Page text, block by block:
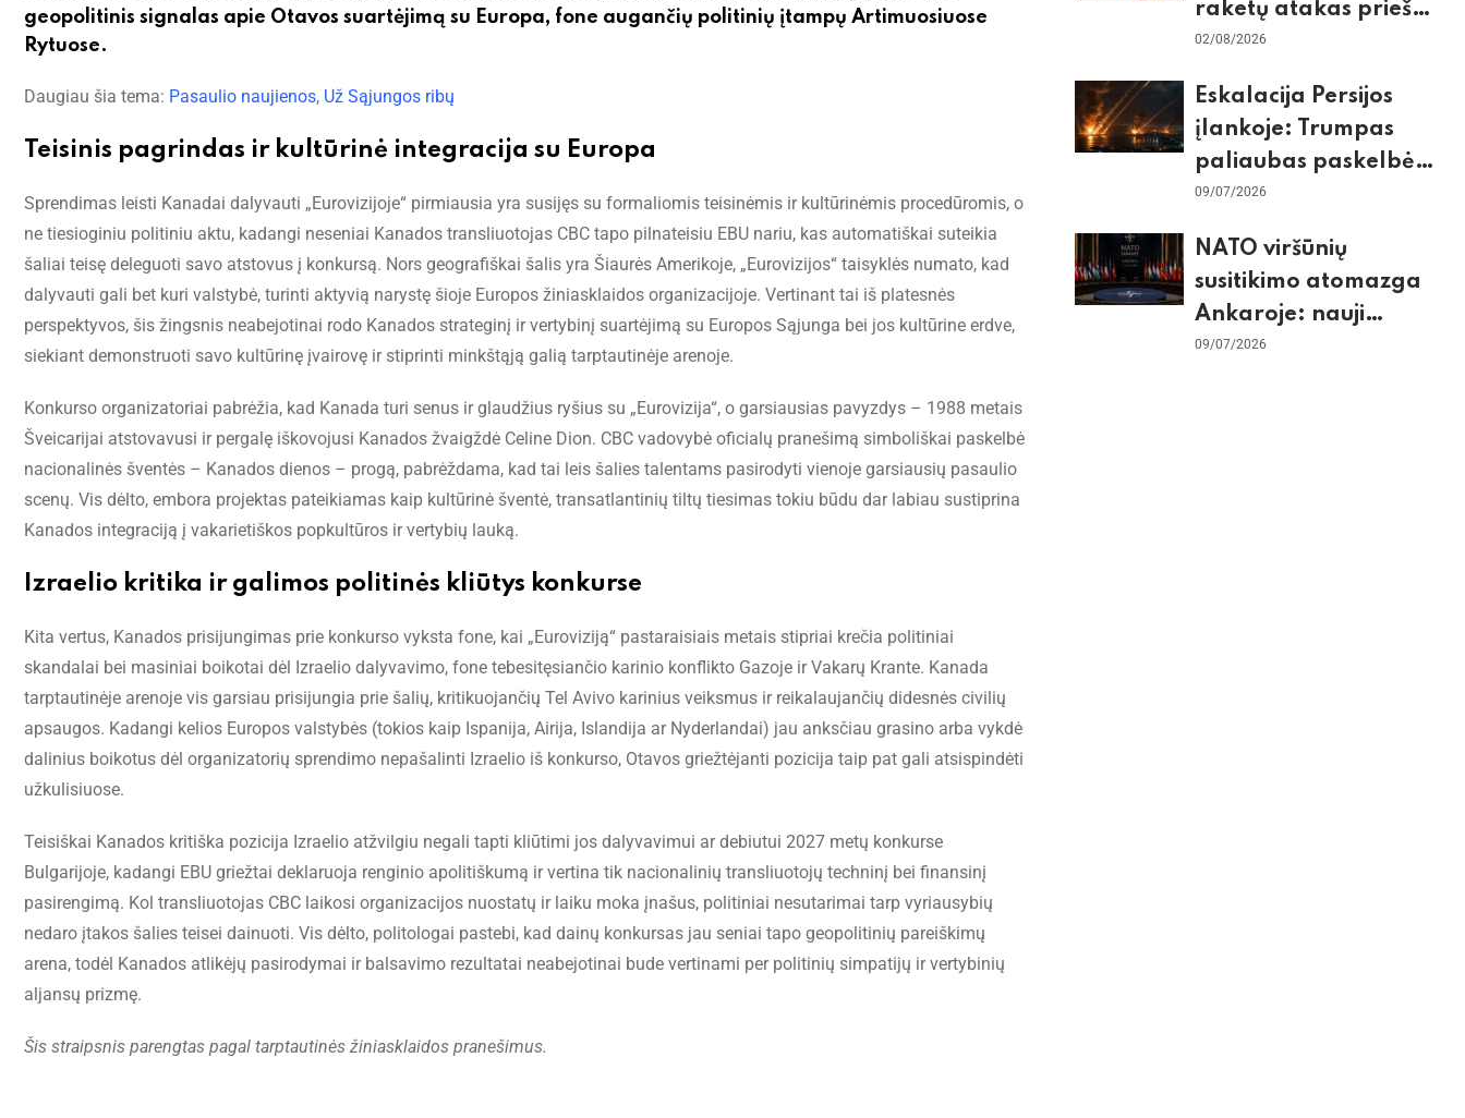
geopolitinis signalas apie Otavos suartėjimą su Europa, fone augančių politinių įtampų Artimuosiuose
Rytuose.
Daugiau šia tema: Pasaulio naujienos, Už Sąjungos ribų
Teisinis pagrindas ir kultūrinė integracija su Europa
Sprendimas leisti Kanadai dalyvauti „Eurovizijoje“ pirmiausia yra susijęs su formaliomis teisinėmis ir kultūrinėmis procedūromis, o
ne tiesioginiu politiniu aktu, kadangi neseniai Kanados transliuotojas CBC tapo pilnateisiu EBU nariu, kas automatiškai suteikia
šaliai teisę deleguoti savo atstovus į konkursą. Nors geografiškai šalis yra Šiaurės Amerikoje, „Eurovizijos“ taisyklės numato, kad
dalyvauti gali bet kuri valstybė, turinti aktyvią narystę šioje Europos žiniasklaidos organizacijoje. Vertinant tai iš platesnės
perspektyvos, šis žingsnis neabejotinai rodo Kanados strateginį ir vertybinį suartėjimą su Europos Sąjunga bei jos kultūrine erdve,
siekiant demonstruoti savo kultūrinę įvairovę ir stiprinti minkštąją galią tarptautinėje arenoje.
Konkurso organizatoriai pabrėžia, kad Kanada turi senus ir glaudžius ryšius su „Eurovizija“, o garsiausias pavyzdys – 1988 metais
Šveicarijai atstovavusi ir pergalę iškovojusi Kanados žvaigždė Celine Dion. CBC vadovybė oficialų pranešimą simboliškai paskelbė
nacionalinės šventės – Kanados dienos – progą, pabrėždama, kad tai leis šalies talentams pasirodyti vienoje garsiausių pasaulio
scenų. Vis dėlto, embora projektas pateikiamas kaip kultūrinė šventė, transatlantinių tiltų tiesimas tokiu būdu dar labiau sustiprina
Kanados integraciją į vakarietiškos popkultūros ir vertybių lauką.
Izraelio kritika ir galimos politinės kliūtys konkurse
Kita vertus, Kanados prisijungimas prie konkurso vyksta fone, kai „Euroviziją“ pastaraisiais metais stipriai krečia politiniai
skandalai bei masiniai boikotai dėl Izraelio dalyvavimo, fone tebesitęsiančio karinio konflikto Gazoje ir Vakarų Krante. Kanada
tarptautinėje arenoje vis garsiau prisijungia prie šalių, kritikuojančių Tel Avivo karinius veiksmus ir reikalaujančių didesnės civilių
apsaugos. Kadangi kelios Europos valstybės (tokios kaip Ispanija, Airija, Islandija ar Nyderlandai) jau anksčiau grasino arba vykdė
dalinius boikotus dėl organizatorių sprendimo nepašalinti Izraelio iš konkurso, Otavos griežtėjanti pozicija taip pat gali atsispindėti
užkulisiuose.
Teisiškai Kanados kritiška pozicija Izraelio atžvilgiu negali tapti kliūtimi jos dalyvavimui ar debiutui 2027 metų konkurse
Bulgarijoje, kadangi EBU griežtai deklaruoja renginio apolitiškumą ir vertina tik nacionalinių transliuotojų techninį bei finansinį
pasirengimą. Kol transliuotojas CBC laikosi organizacijos nuostatų ir laiku moka įnašus, politiniai nesutarimai tarp vyriausybių
nedaro įtakos šalies teisei dainuoti. Vis dėlto, politologai pastebi, kad dainų konkursas jau seniai tapo geopolitinių pareiškimų
arena, todėl Kanados atlikėjų pasirodymai ir balsavimo rezultatai neabejotinai bude vertinami per politinių simpatijų ir vertybinių
aljansų prizmę.
Šis straipsnis parengtas pagal tarptautinės žiniasklaidos pranešimus.
raketų atakas prieš
Kijevą, dronų smūgiai
žiemos krizės grėsmė
02/08/2026
Eskalacija Persijos
įlankoje: Trumpas
paliaubas paskelbė
baigtomis, JAV
taikinių Irane
09/07/2026
NATO viršūnių
susitikimo atomazga
Ankaroje: nauji
įsipareigojimai
09/07/2026